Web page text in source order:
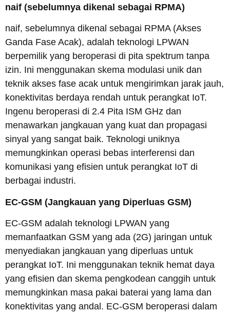
naif (sebelumnya dikenal sebagai RPMA)
naif, sebelumnya dikenal sebagai RPMA (Akses
Ganda Fase Acak), adalah teknologi LPWAN
berpemilik yang beroperasi di pita spektrum tanpa
izin. Ini menggunakan skema modulasi unik dan
teknik akses fase acak untuk mengirimkan jarak jauh,
konektivitas berdaya rendah untuk perangkat IoT.
Ingenu beroperasi di 2.4 Pita ISM GHz dan
menawarkan jangkauan yang kuat dan propagasi
sinyal yang sangat baik. Teknologi uniknya
memungkinkan operasi bebas interferensi dan
komunikasi yang efisien untuk perangkat IoT di
berbagai industri.
EC-GSM (Jangkauan yang Diperluas GSM)
EC-GSM adalah teknologi LPWAN yang
memanfaatkan GSM yang ada (2G) jaringan untuk
menyediakan jangkauan yang diperluas untuk
perangkat IoT. Ini menggunakan teknik hemat daya
yang efisien dan skema pengkodean canggih untuk
memungkinkan masa pakai baterai yang lama dan
konektivitas yang andal. EC-GSM beroperasi dalam